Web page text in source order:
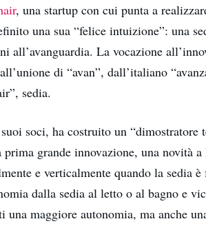
, una startup con cui punta a
una sua “felice intuizione”: una
all’avanguardia. La vocazione
di “avan”, dall’italiano
sedia.
soci, ha costruito un “dimostratore
prima grande innovazione, una novità
e verticalmente quando la sedia
dalla sedia al letto o al bagno e
una maggiore autonomia, ma anche